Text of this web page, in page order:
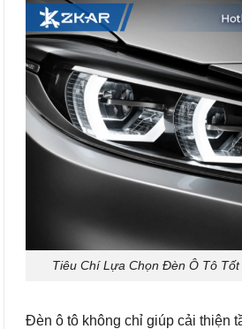
Tiêu Chí Lựa Chọn Đèn Ô Tô
Đèn ô tô không chỉ giúp cải thiện